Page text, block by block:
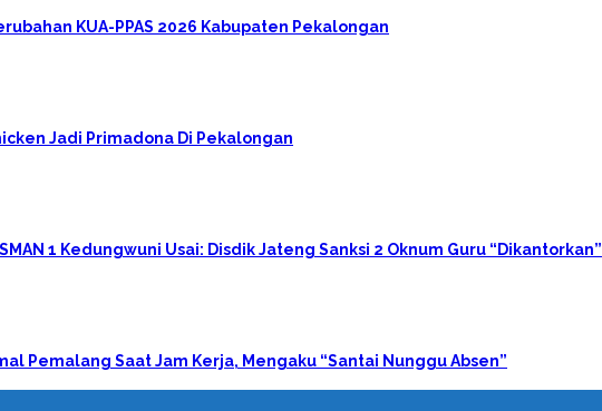
KUA-PPAS 2026 Kabupaten Pekalongan
Jadi Primadona Di Pekalongan
1 Kedungwuni Usai: Disdik Jateng Sanksi 2 Oknum Guru “Dikantorkan”
Pemalang Saat Jam Kerja, Mengaku “Santai Nunggu Absen”